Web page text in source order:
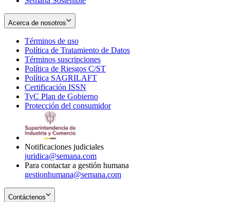
Acerca de nosotros
Términos de uso
in
new
window
Política de Tratamiento de Datos
Términos suscripciones
in
Política de Riesgos C/ST
Política SAGRILAFT
new
window
Certificación ISSN
in
new
TyC Plan de Gobierno
in
Protección del consumidorOpens
Notificaciones judiciales
juridica@semana.com
Para contactar a gestión humana
gestionhumana@semana.com
Contáctenos